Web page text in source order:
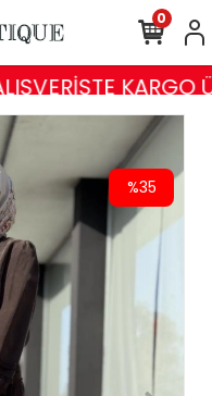
KARGO
0
%35